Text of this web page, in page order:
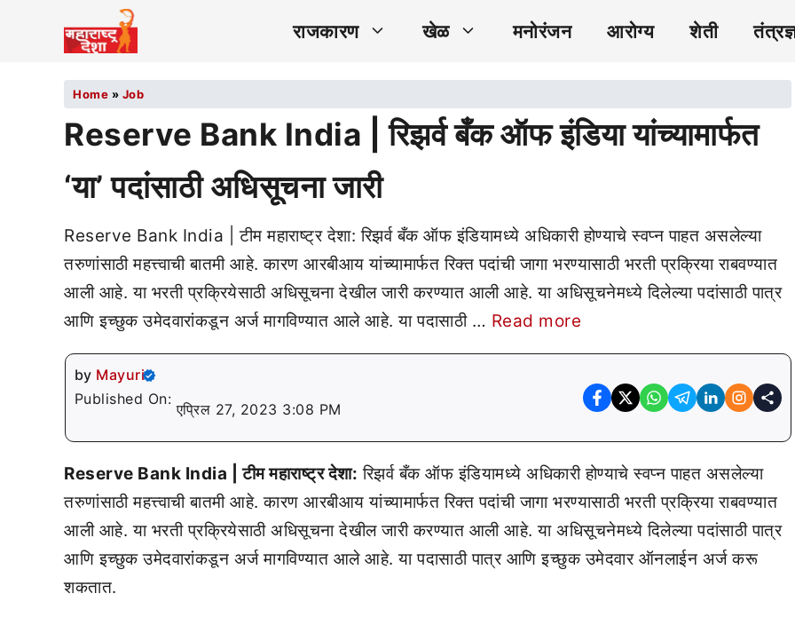
राजकारण खेळ मनोरंजन आरोग्य शेती
Home » Job
Reserve Bank India | रिझर्व बँक ऑफ इंडिया यांच्यामार्फत
‘या’ पदांसाठी अधिसूचना जारी
Reserve Bank India | टीम महाराष्ट्र देशा: रिझर्व बँक ऑफ इंडियामध्ये अधिकारी होण्याचे स्वप्न पाहत असलेल्या
तरुणांसाठी महत्त्वाची बातमी आहे. कारण आरबीआय यांच्यामार्फत रिक्त पदांची जागा भरण्यासाठी भरती प्रक्रिया राबवण्यात
आली आहे. या भरती प्रक्रियेसाठी अधिसूचना देखील जारी करण्यात आली आहे. या अधिसूचनेमध्ये दिलेल्या पदांसाठी पात्र
आणि इच्छुक उमेदवारांकडून अर्ज मागविण्यात आले आहे. या पदासाठी … Read more
by Mayuri
Published On:
एप्रिल 27, 2023 3:08 PM
Reserve Bank India | टीम महाराष्ट्र देशा: रिझर्व बँक ऑफ इंडियामध्ये अधिकारी होण्याचे स्वप्न पाहत असलेल्या
तरुणांसाठी महत्त्वाची बातमी आहे. कारण आरबीआय यांच्यामार्फत रिक्त पदांची जागा भरण्यासाठी भरती प्रक्रिया राबवण्यात
आली आहे. या भरती प्रक्रियेसाठी अधिसूचना देखील जारी करण्यात आली आहे. या अधिसूचनेमध्ये दिलेल्या पदांसाठी पात्र
आणि इच्छुक उमेदवारांकडून अर्ज मागविण्यात आले आहे. या पदासाठी पात्र आणि इच्छुक उमेदवार ऑनलाईन अर्ज करू
शकतात.